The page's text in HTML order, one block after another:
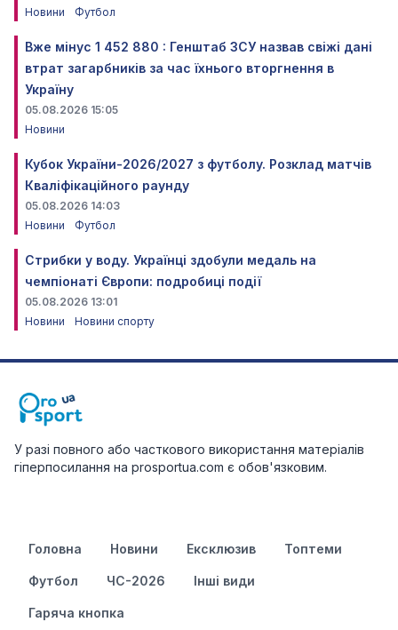
Новини
Футбол
Вже мінус 1 452 880 : Генштаб ЗСУ назвав свіжі дані
втрат загарбників за час їхнього вторгнення в
Україну
05.08.2026 15:05
Новини
Кубок України-2026/2027 з футболу. Розклад матчів
Кваліфікаційного раунду
05.08.2026 14:03
Новини
Футбол
Стрибки у воду. Українці здобули медаль на
чемпіонаті Європи: подробиці події
05.08.2026 13:01
Новини
Новини спорту
У разі повного або часткового використання матеріалів
гіперпосилання на prosportua.com є обов'язковим.
Головна Новини Ексклюзив Топтеми
Футбол ЧС-2026 Інші види
Гаряча кнопка